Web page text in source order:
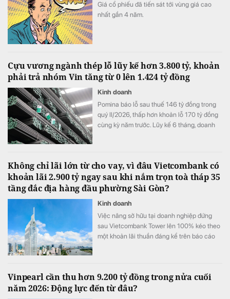
Giá cổ phiếu đã tiến sát tới vùng giá cao
nhất gần 4 năm.
Cựu vương ngành thép lỗ lũy kế hơn 3.800 tỷ, khoản
phải trả nhóm Vin tăng từ 0 lên 1.424 tỷ đồng
Kinh doanh
Pomina báo lỗ sau thuế 146 tỷ đồng trong
quý II/2026, thấp hơn khoản lỗ 170 tỷ đồng
cùng kỳ năm trước. Lũy kế 6 tháng, doanh
Không chỉ lãi lớn từ cho vay, vì đâu Vietcombank có
khoản lãi 2.900 tỷ ngay sau khi nắm trọn toà tháp 35
tầng đắc địa hàng đầu phường Sài Gòn?
Kinh doanh
Việc nâng sở hữu tại doanh nghiệp đứng
sau Vietcombank Tower lên 100% kéo theo
một khoản lãi thuần đáng kể trên báo cáo
Vinpearl cần thu hơn 9.200 tỷ đồng trong nửa cuối
năm 2026: Động lực đến từ đâu?